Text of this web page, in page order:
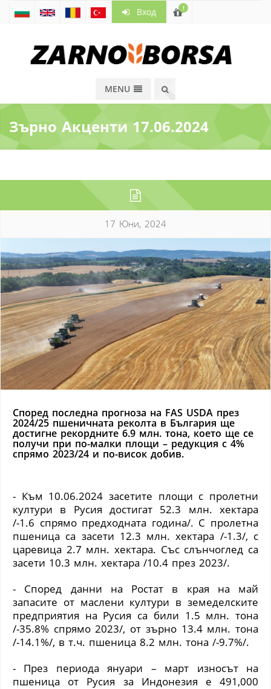
Вход !
MENU
Зърно Акценти 17.06.2024
17 Юни, 2024
Според последна прогноза на FAS USDA през
2024/25 пшеничната реколта в България ще
достигне рекордните 6.9 млн. тона, което ще се
получи при по-малки площи – редукция с 4%
спрямо 2023/24 и по-висок добив.
- Към 10.06.2024 засетите площи с пролетни
култури в Русия достигат 52.3 млн. хектара
/-1.6 спрямо предходната година/. С пролетна
пшеница са засети 12.3 млн. хектара /-1.3/, с
царевица 2.7 млн. хектара. Със слънчоглед са
засети 10.3 млн. хектара /10.4 през 2023/.
- Според данни на Ростат в края на май
запасите от маслени култури в земеделските
предприятия на Русия са били 1.5 млн. тона
/-35.8% спрямо 2023/, от зърно 13.4 млн. тона
/-14.1%/, в т.ч. пшеница 8.2 млн. тона /-9.7%/.
- През периода януари – март износът на
пшеница от Русия за Индонезия е 491,000